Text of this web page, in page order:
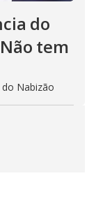
do
tem
Nabizão